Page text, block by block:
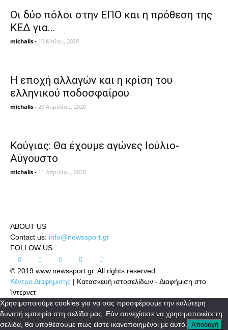
Οι δύο πόλοι στην ΕΠΟ και η πρόθεση της
ΚΕΔ για...
michalis - 10 Μαΐου, 2020
Η εποχή αλλαγών και η κρίση του
ελληνικού ποδοσφαίρου
michalis - 29 Απριλίου, 2020
Κούγιας: Θα έχουμε αγώνες Ιούλιο-
Αύγουστο
michalis - 11 Απριλίου, 2020
ABOUT US
Contact us: info@newssport.gr
FOLLOW US
© 2019 www.newssport.gr. All rights reserved.
Κέντρο Διαφήμισης | Κατασκευή ιστοσελίδων - Διαφήμιση στο
Ίντερνετ
Χρησιμοποιούμε cookies για να σας προσφέρουμε την καλύτερη
δυνατή εμπειρία στη σελίδα μας. Εάν συνεχίσετε να χρησιμοποιείτε τη
σελίδα, θα υποθέσουμε πως είστε ικανοποιημένοι με αυτό.
Αποδοχή